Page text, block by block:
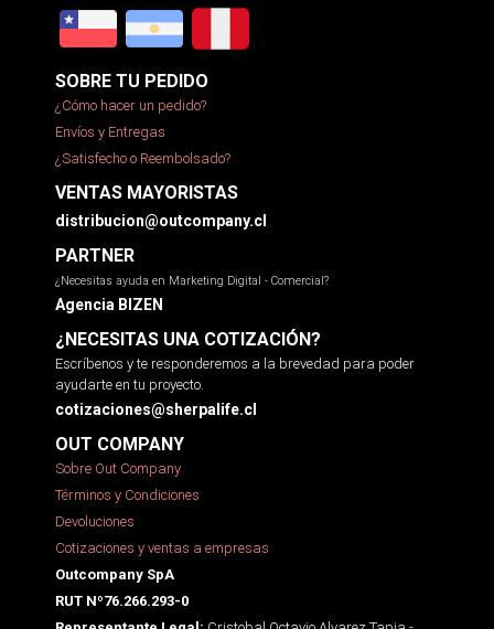
SOBRE TU PEDIDO
¿Cómo hacer un pedido?
Envíos y Entregas
¿Satisfecho o Reembolsado?
VENTAS MAYORISTAS
distribucion@outcompany.cl
PARTNER
¿Necesitas ayuda en Marketing Digital - Comercial?
Agencia BIZEN
¿NECESITAS UNA COTIZACIÓN?
Escríbenos y te responderemos a la brevedad para poder
ayudarte en tu proyecto.
cotizaciones@sherpalife.cl
OUT COMPANY
Sobre Out Company
Términos y Condiciones
Devoluciones
Cotizaciones y ventas a empresas
Outcompany SpA
RUT Nº76.266.293-0